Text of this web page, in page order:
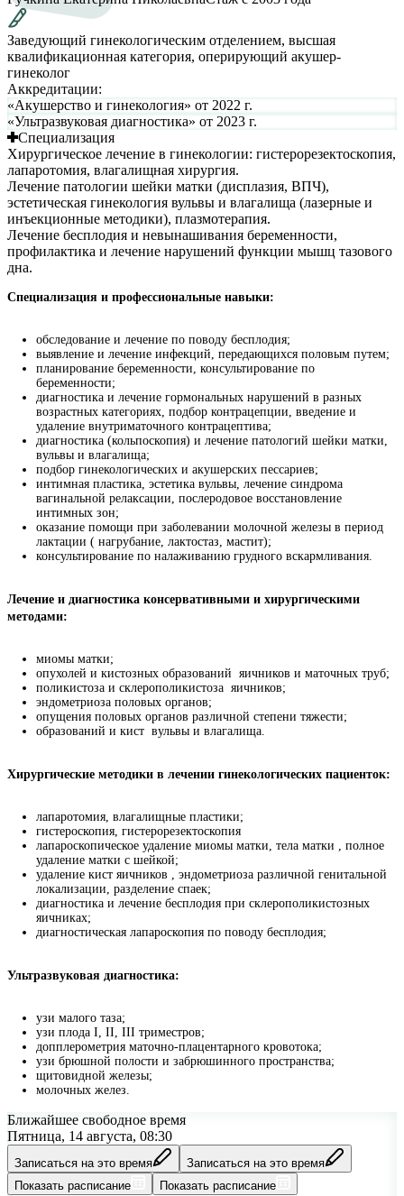
Заведующий гинекологическим отделением, высшая
квалификационная категория, оперирующий акушер-
гинеколог
Аккредитации:
«Акушерство и гинекология» от 2022 г.
«Ультразвуковая диагностика» от 2023 г.
Специализация
Хирургическое лечение в гинекологии: гистерорезектоскопия,
лапаротомия, влагалищная хирургия.
Лечение патологии шейки матки (дисплазия, ВПЧ),
эстетическая гинекология вульвы и влагалища (лазерные и
инъекционные методики), плазмотерапия.
Лечение бесплодия и невынашивания беременности,
профилактика и лечение нарушений функции мышц тазового
дна.
Специализация и профессиональные навыки:
обследование и лечение по поводу бесплодия;
выявление и лечение инфекций, передающихся половым путем;
планирование беременности, консультирование по
беременности;
диагностика и лечение гормональных нарушений в разных
возрастных категориях, подбор контрацепции, введение и
удаление внутриматочного контрацептива;
диагностика (кольпоскопия) и лечение патологий шейки матки,
вульвы и влагалища;
подбор гинекологических и акушерских пессариев;
интимная пластика, эстетика вульвы, лечение синдрома
вагинальной релаксации, послеродовое восстановление
интимных зон;
оказание помощи при заболевании молочной железы в период
лактации ( нагрубание, лактостаз, мастит);
консультирование по налаживанию грудного вскармливания.
Лечение и диагностика консервативными и хирургическими
методами:
миомы матки;
опухолей и кистозных образований яичников и маточных труб;
поликистоза и склерополикистоза яичников;
эндометриоза половых органов;
опущения половых органов различной степени тяжести;
образований и кист вульвы и влагалища.
Хирургические методики в лечении гинекологических пациенток:
лапаротомия, влагалищные пластики;
гистероскопия, гистерорезектоскопия
лапароскопическое удаление миомы матки, тела матки , полное
удаление матки с шейкой;
удаление кист яичников , эндометриоза различной генитальной
локализации, разделение спаек;
диагностика и лечение бесплодия при склерополикистозных
яичниках;
диагностическая лапароскопия по поводу бесплодия;
Ультразвуковая диагностика:
узи малого таза;
узи плода I, II, III триместров;
допплерометрия маточно-плацентарного кровотока;
узи брюшной полости и забрюшинного пространства;
щитовидной железы;
молочных желез.
Ближайшее свободное время
Пятница, 14 августа, 08:30
Записаться на это время
Записаться на это время
Показать расписание
Показать расписание